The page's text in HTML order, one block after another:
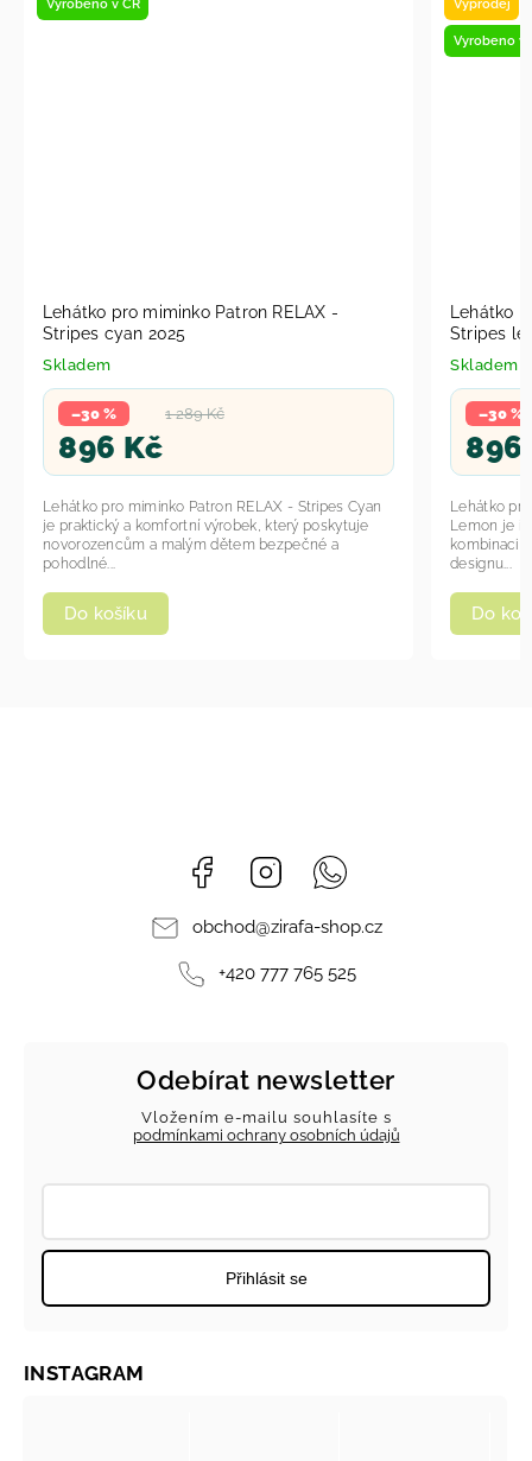
Vyrobeno v ČR
Lehátko pro miminko Patron RELAX -
Stripes cyan 2025
Skladem
1 289 Kč
–30 %
896 Kč
Do košíku
Lehátko pro miminko Patron RELAX - Stripes Cyan
je praktický a komfortní výrobek, který poskytuje
novorozencům a malým dětem bezpečné a
pohodlné...
Výprodej
Vyrobeno v
Lehátko
Stripes
Skladem
–30 %
896
Do
Lehátko
Lemon je
kombinaci
designu...
Facebook Instagram
obchod@zirafa-shop.cz
+420 777 765 525
Odebírat newsletter
Vložením e-mailu souhlasíte s
podmínkami ochrany osobních údajů
Přihlásit se
INSTAGRAM